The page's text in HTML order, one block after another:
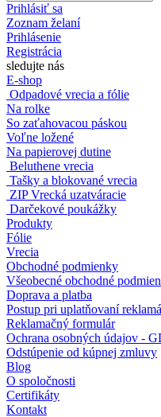
Prihlásiť sa
Zoznam želaní
Prihlásenie
Registrácia
sledujte nás
E-shop
Odpadové vrecia a fólie
Na rolke
So zaťahovacou páskou
Voľne ložené
Na papierovej dutine
Beluthene vrecia
Tašky a blokované vrecia
ZIP Vrecká uzatváracie
Darčekové poukážky
Produkty
Fólie
Vrecia
Obchodné podmienky
Všeobecné obchodné
Doprava a platba
Postup pri uplatňovaní
Reklamačný formulár
Ochrana osobných údajov -
Odstúpenie od kúpnej zmluvy
Blog
O spoločnosti
Certifikáty
Kontakt